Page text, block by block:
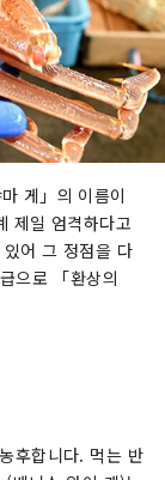
게」의 이름이
제일 엄격하다고
어 그 정점을 다
으로 「환상의
후합니다. 먹는 반